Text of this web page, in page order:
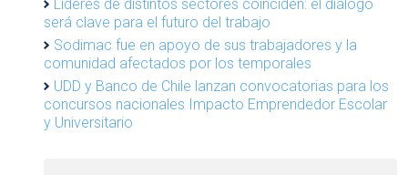
Líderes de distintos sectores coinciden: el diálogo
será clave para el futuro del trabajo
Sodimac fue en apoyo de sus trabajadores y la
comunidad afectados por los temporales
UDD y Banco de Chile lanzan convocatorias para los
concursos nacionales Impacto Emprendedor Escolar
y Universitario